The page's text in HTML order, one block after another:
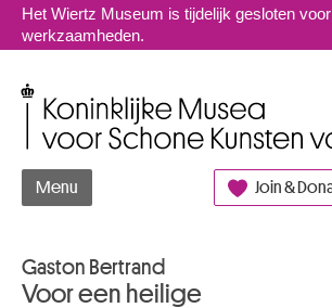
Naar inhoud
Het Wiertz Museum is tijdelijk gesloten voor
werkzaamheden.
Menu Join &
Gaston Bertrand
Voor een heilige